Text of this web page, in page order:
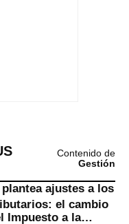
Contenido de
Gestión
plantea ajustes a los
el cambio
Impuesto a la